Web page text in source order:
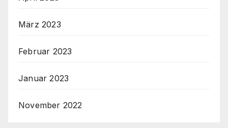
März 2023
Februar 2023
Januar 2023
November 2022